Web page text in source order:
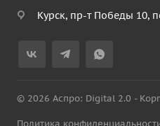
Курск, пр-т Победы 10,
© 2026 Аспро: Digital 2.0 -
Политика